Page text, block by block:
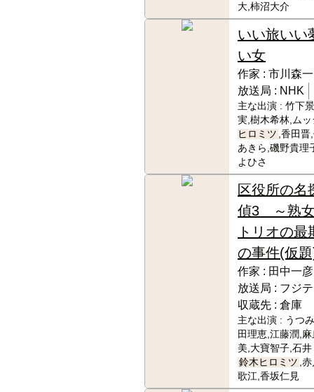
大,柿沼大介
いい旅いい
い女
作家 : 市川森一
放送局 : NHK
主な出演 : 竹下
実,樹木希林,ム
ヒロミツ ,香田
あきら,磯野貴理
よひさ
区役所の名
偵3 ～熟
トリオの最
の事件(仮
作家 : 田中一彦
放送局 : フジ
収蔵先 : 倉庫
主な出演 : うつ
田理恵,江藤潤,
美,大寶智子,石
鈴木ヒロミツ ,
歌江,香坂仁見